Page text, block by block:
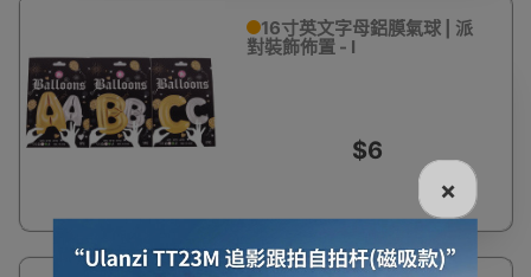
16寸英文字母鋁膜氣球 | 派
對裝飾佈置 - I
$6
×